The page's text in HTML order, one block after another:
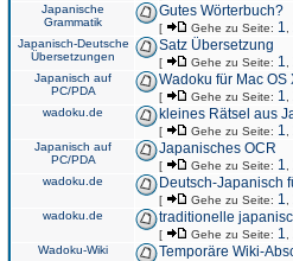
Japanische
Grammatik
Gutes Wörterbuch?
[ Gehe zu Seite: 1
Japanisch-Deutsche
Übersetzungen
Satz Übersetzung
[ Gehe zu Seite: 1
Japanisch auf
PC/PDA
Wadoku für Mac
[ Gehe zu Seite: 1
wadoku.de
kleines Rätsel aus
[ Gehe zu Seite: 1
Japanisch auf
PC/PDA
Japanisches OCR
[ Gehe zu Seite: 1
wadoku.de
Deutsch-Japanisch
[ Gehe zu Seite: 1
wadoku.de
traditionelle
[ Gehe zu Seite: 1
Wadoku-Wiki
Temporäre Wiki-